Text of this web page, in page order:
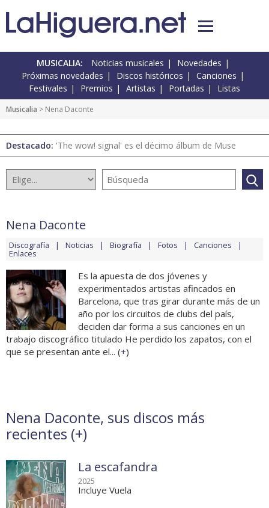
MUSICALIA: Noticias musicales
Novedades
Próximas novedades
Discos históricos
Canciones
Festivales
Premios Artistas Portadas Listas
Musicalia > Nena Daconte
Destacado: 'The wow! signal' es el décimo álbum de Muse
Nena Daconte
Discografía Noticias Biografía Fotos Canciones
Enlaces
Es la apuesta de dos jóvenes y
experimentados artistas afincados en
Barcelona, que tras girar durante más de un
año por los circuitos de clubs del país,
deciden dar forma a sus canciones en un
trabajo discográfico titulado He perdido los zapatos, con el
que se presentan ante el... (+)
Nena Daconte, sus discos más
recientes (+)
La escafandra
2025
Incluye Vuela